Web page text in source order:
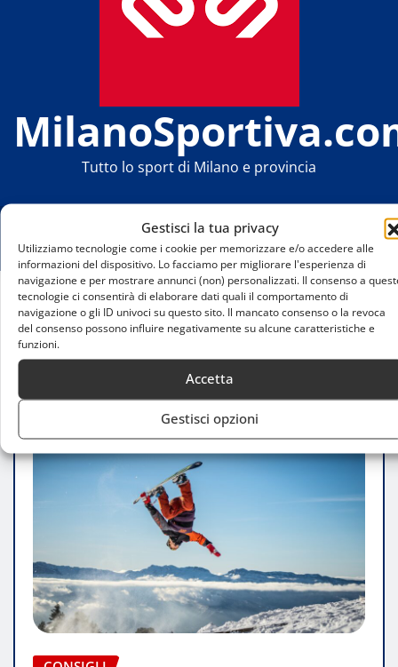
Gestisci la tua privacy
Utilizziamo tecnologie come i cookie per memorizzare e/o accedere alle
informazioni del dispositivo. Lo facciamo per migliorare l'esperienza di
navigazione e per mostrare annunci (non) personalizzati. Il consenso a
tecnologie ci consentirà di elaborare dati quali il comportamento di
navigazione o gli ID univoci su questo sito. Il mancato consenso o la revoca
del consenso possono influire negativamente su alcune caratteristiche e
funzioni.
Accetta
Gestisci opzioni
Tutto lo sport di Milano e provincia
Home
Sci freestyle a Milano: formazione e opportunità
per gli appassionati